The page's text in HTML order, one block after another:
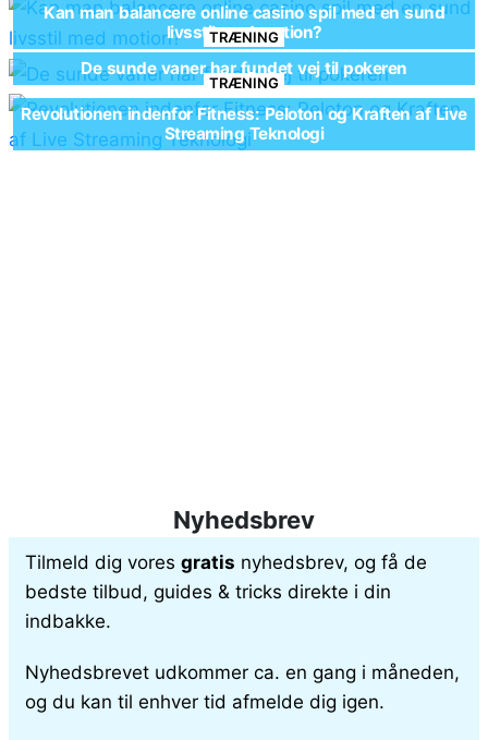
Kan man balancere online casino spil med en sund
livsstil med motion?
TRÆNING
De sunde vaner har fundet vej til pokeren
TRÆNING
Revolutionen indenfor Fitness: Peloton og Kraften af Live
Streaming Teknologi
Nyhedsbrev
Tilmeld dig vores gratis nyhedsbrev, og få de
bedste tilbud, guides & tricks direkte i din
indbakke.
Nyhedsbrevet udkommer ca. en gang i måneden,
og du kan til enhver tid afmelde dig igen.